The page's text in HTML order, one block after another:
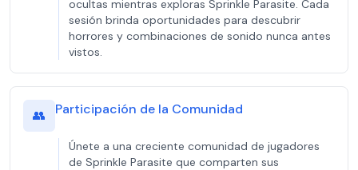
ocultas mientras exploras Sprinkle Parasite. Cada
sesión brinda oportunidades para descubrir
horrores y combinaciones de sonido nunca antes
vistos.
👥 Participación de la Comunidad
Únete a una creciente comunidad de jugadores
de Sprinkle Parasite que comparten sus